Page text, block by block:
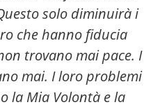
solo diminuirà i
che hanno fiducia
trovano mai pace. I
mai. I loro problemi
la Mia Volontà e la